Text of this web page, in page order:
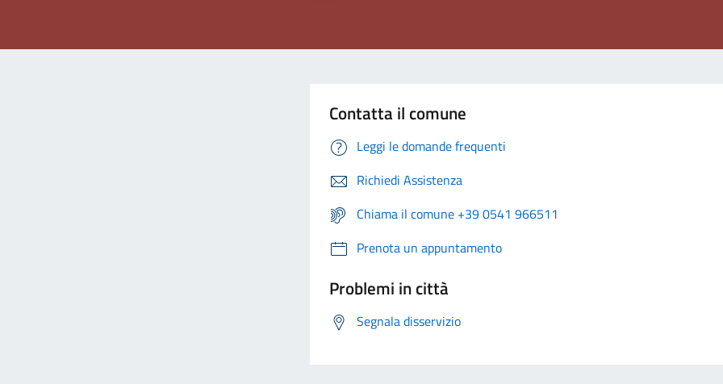
Contatta il comune
Leggi le domande frequenti
Richiedi Assistenza
Chiama il comune +39 0541 966511
Prenota un appuntamento
Problemi in città
Segnala disservizio